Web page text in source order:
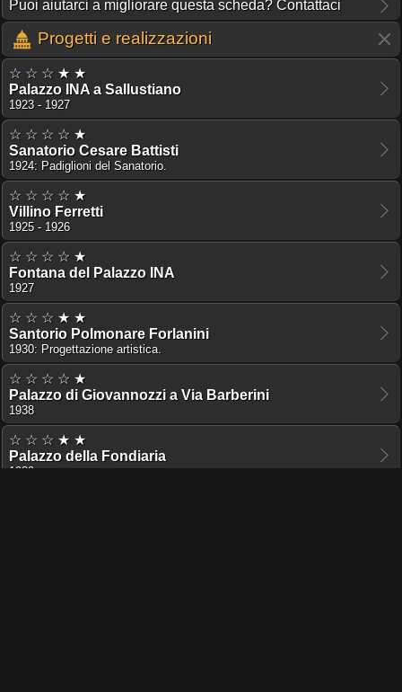
Puoi aiutarci a migliorare questa scheda? Contattaci
Progetti e realizzazioni
☆ ☆ ☆ ★ ★
Palazzo INA a Sallustiano
1923 - 1927
☆ ☆ ☆ ☆ ★
Sanatorio Cesare Battisti
1924: Padiglioni del Sanatorio.
☆ ☆ ☆ ☆ ★
Villino Ferretti
1925 - 1926
☆ ☆ ☆ ☆ ★
Fontana del Palazzo INA
1927
☆ ☆ ☆ ★ ★
Santorio Polmonare Forlanini
1930: Progettazione artistica.
☆ ☆ ☆ ☆ ★
Palazzo di Giovannozzi a Via Barberini
1938
☆ ☆ ☆ ★ ★
Palazzo della Fondiaria
1939